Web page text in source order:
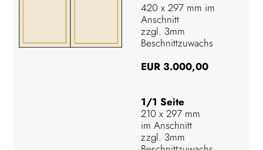
420 x 297 mm im
Anschnitt
zzgl. 3mm
Beschnittzuwachs
EUR 3.000,00
1/1 Seite
210 x 297 mm
im Anschnitt
zzgl. 3mm